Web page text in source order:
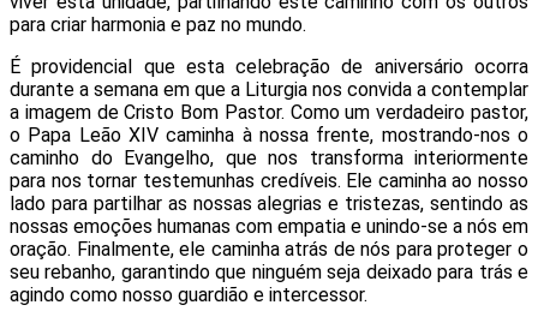
para criar harmonia e paz no mundo.
É providencial que esta celebração de aniversário ocorra
durante a semana em que a Liturgia nos convida a contemplar
a imagem de Cristo Bom Pastor. Como um verdadeiro pastor,
o Papa Leão XIV caminha à nossa frente, mostrando-nos o
caminho do Evangelho, que nos transforma interiormente
para nos tornar testemunhas credíveis. Ele caminha ao nosso
lado para partilhar as nossas alegrias e tristezas, sentindo as
nossas emoções humanas com empatia e unindo-se a nós em
oração. Finalmente, ele caminha atrás de nós para proteger o
seu rebanho, garantindo que ninguém seja deixado para trás e
agindo como nosso guardião e intercessor.